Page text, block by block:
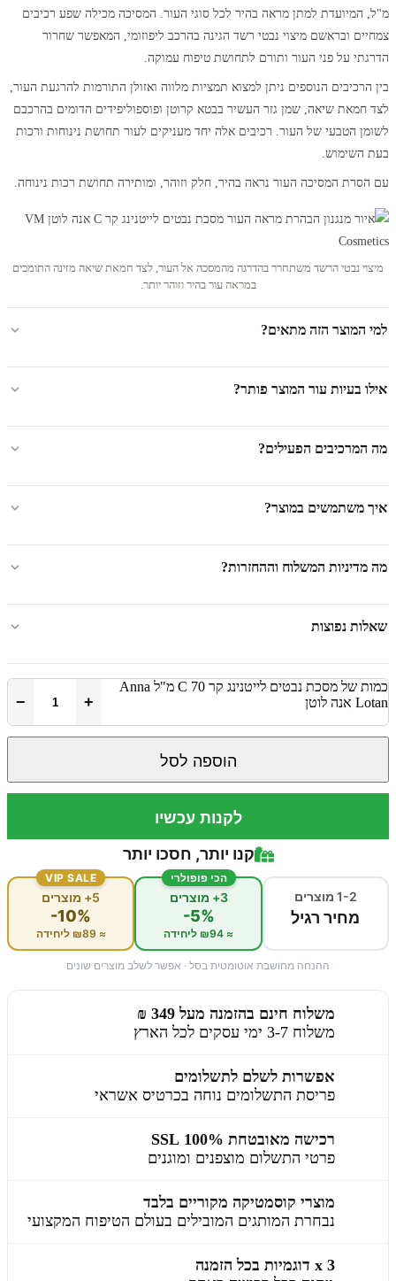
מ"ל, המיועדת למתן מראה בהיר לכל סוגי העור. המסיכה מכילה שפע רכיבים
צמחיים ובראשם מיצוי נבטי רשד הגינה בהרכב ליפוזומי, המאפשר שחרור
הדרגתי על פני העור ותורם לתחושת טיפוח עמוקה.
בין הרכיבים הנוספים ניתן למצוא תמציות מלווה ואזולן התורמות להרגעת העור,
לצד חמאת שיאה, שמן גזר העשיר בבטא קרוטן ופוספוליפידים הדומים בהרכבם
לשומן הטבעי של העור. רכיבים אלה יחד מעניקים לעור תחושת נינוחות ורכות
בעת השימוש.
עם הסרת המסיכה העור נראה בהיר, חלק וזוהר, ומותירה תחושת רכות נינוחה.
מיצוי נבטי הרשד משתחרר בהדרגה מהמסכה אל העור, לצד חמאת שיאה מזינה התומכים
במראה עור בהיר וזוהר יותר.
למי המוצר הזה מתאים?
אילו בעיות עור המוצר פותר?
מה המרכיבים הפעילים?
איך משתמשים במוצר?
מה מדיניות המשלוח וההחזרות?
שאלות נפוצות
כמות של מסכת נבטים לייטנינג קר C 70 מ"ל Anna
Lotan אנה לוטן
+
−
הוספה לסל
לקנות עכשיו
קנו יותר, חסכו יותר
1-2 מוצרים
מחיר רגיל
הכי פופולרי
3+ מוצרים
-5%
≈ ₪94 ליחידה
VIP SALE
5+ מוצרים
-10%
≈ ₪89 ליחידה
ההנחה מחושבת אוטומטית בסל · אפשר לשלב מוצרים שונים
משלוח חינם בהזמנה מעל 349 ₪
משלוח 3-7 ימי עסקים לכל הארץ
אפשרות לשלם לתשלומים
פריסת התשלומים נוחה בכרטיס אשראי
רכישה מאובטחת 100% SSL
פרטי התשלום מוצפנים ומוגנים
מוצרי קוסמטיקה מקוריים בלבד
נבחרת המותגים המובילים בעולם הטיפוח המקצועי
3 x דוגמיות בכל הזמנה